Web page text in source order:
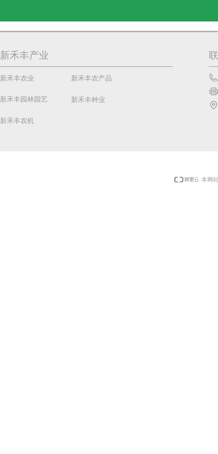
新禾丰产业
新禾丰农业
新禾丰园林园艺
新禾丰农机
新禾丰农产品
新禾丰种业
本网